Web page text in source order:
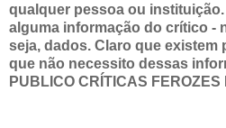
qualquer pessoa ou
alguma informação do crítico -
seja, dados. Claro que existem
que não necessito dessas
PUBLICO CRÍTICAS FEROZES